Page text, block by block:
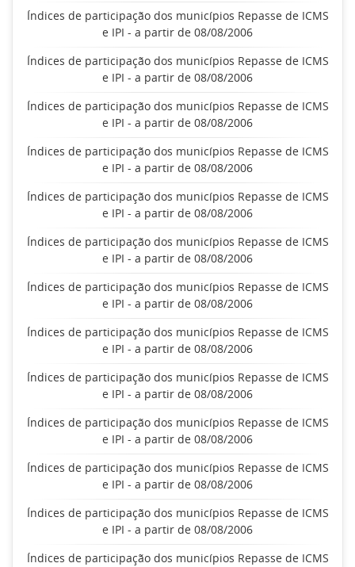
Índices de participação dos municípios Repasse de ICMS
e IPI - a partir de 08/08/2006
Índices de participação dos municípios Repasse de ICMS
e IPI - a partir de 08/08/2006
Índices de participação dos municípios Repasse de ICMS
e IPI - a partir de 08/08/2006
Índices de participação dos municípios Repasse de ICMS
e IPI - a partir de 08/08/2006
Índices de participação dos municípios Repasse de ICMS
e IPI - a partir de 08/08/2006
Índices de participação dos municípios Repasse de ICMS
e IPI - a partir de 08/08/2006
Índices de participação dos municípios Repasse de ICMS
e IPI - a partir de 08/08/2006
Índices de participação dos municípios Repasse de ICMS
e IPI - a partir de 08/08/2006
Índices de participação dos municípios Repasse de ICMS
e IPI - a partir de 08/08/2006
Índices de participação dos municípios Repasse de ICMS
e IPI - a partir de 08/08/2006
Índices de participação dos municípios Repasse de ICMS
e IPI - a partir de 08/08/2006
Índices de participação dos municípios Repasse de ICMS
e IPI - a partir de 08/08/2006
Índices de participação dos municípios Repasse de ICMS